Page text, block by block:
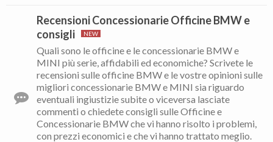
Recensioni Concessionarie Officine BMW e
consigli
Quali sono le officine e le concessionarie BMW e
MINI più serie, affidabili ed economiche? Scrivete le
recensioni sulle officine BMW e le vostre opinioni sulle
migliori concessionarie BMW e MINI sia riguardo
eventuali ingiustizie subite o viceversa lasciate
commenti o chiedete consigli sulle Officine e
Concessionarie BMW che vi hanno risolto i problemi,
con prezzi economici e che vi hanno trattato meglio.